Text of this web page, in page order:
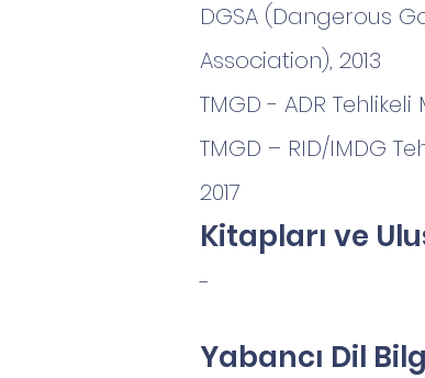
DGSA (Dangerous
Association), 2013
TMGD - ADR
TMGD – RID/IMDG
2017
Kitapları ve
-
Yabancı Dil